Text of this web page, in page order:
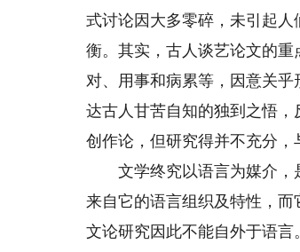
式讨论因大多零碎，未引起
衡。其实，古人谈艺论文的
对、用事和病累等，因意关
达古人甘苦自知的独到之悟
创作论，但研究得并不充分，
文学终究以语言为媒介，
来自它的语言组织及特性，
文论研究因此不能自外于语